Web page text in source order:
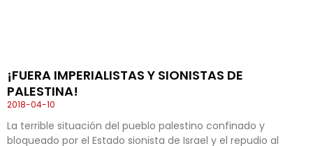
¡FUERA IMPERIALISTAS Y SIONISTAS DE
PALESTINA!
2018-04-10
La terrible situación del pueblo palestino confinado y
bloqueado por el Estado sionista de Israel y el repudio al